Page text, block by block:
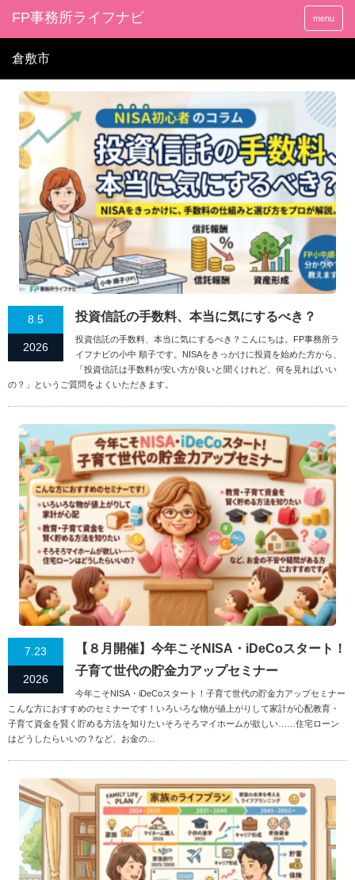
FP事務所ライフナビ menu
倉敷市
8.5
2026
投資信託の手数料、本当に気にするべき？
投資信託の手数料、本当に気にするべき？こんにちは。FP事務所ラ
イフナビの小中 順子です。NISAをきっかけに投資を始めた方から、
「投資信託は手数料が安い方が良いと聞くけれど、何を見ればいい
の？」というご質問をよくいただきます。
7.23
2026
【８月開催】今年こそNISA・iDeCoスタート！
子育て世代の貯金力アップセミナー
今年こそNISA・iDeCoスタート！子育て世代の貯金力アップセミナー
こんな方におすすめのセミナーです！いろいろな物が値上がりして家計が心配教育・
子育て資金を賢く貯める方法を知りたいそろそろマイホームが欲しい……住宅ローン
はどうしたらいいの？など、お金の...